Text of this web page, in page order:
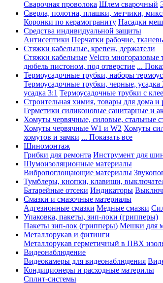
Сварочная проволока Шлем сварочный
Сверла, полотна, плашки, метчики,
Коронки по керамограниту Насадки
Средства индивидуальной защиты
Антисептики Перчатки рабочие,
Стяжки кабельные, крепеж, держатели
Стяжки кабельные Velcro многоразовые
дюбель пистоном, под отверстие ...
Термоусадочные трубки, наборы
Термоусадочные трубки, черные, усадка
усадка 3:1 Термоусадочные трубки с
Строительная химия, товары для дома и
Герметики силиконовые санитарные и
Хомуты червячные, силовые, стальные
Хомуты червячные W1 и W2 Хомуты
хомутов и замки ... Показать все
Шиномонтаж
Грибки для ремонта Инструмент для
Шумоизоляционные материалы
Вибропоглощающие материалы
Тумблеры, кнопки, клавиши,
Батарейные отсеки Индикаторы
Смазки и смазочные материалы
Адгезионные смазки Медные смазки
Упаковка, пакеты, зип-локи (грипперы)
Пакеты зип-лок (грипперы) Мешки для
Металлорукав и фитинги
Металлорукав герметичный в ПВХ
Видеонаблюдение
Видеокамеры для видеонаблюдения
Кондиционеры и расходные материлы
Сплит-системы